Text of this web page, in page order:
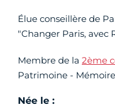
Élue conseillère de
"Changer Paris, avec
Membre de la 2ème
Patrimoine -
Née le :